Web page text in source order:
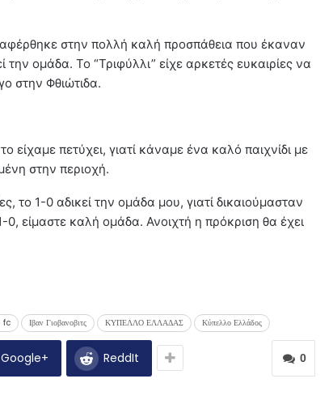
στην πολλή καλή προσπάθεια που έκαναν
την ομάδα. Το “Τριφύλλι” είχε αρκετές ευκαιρίες να
στην Φθιώτιδα.
πετύχει, γιατί κάναμε ένα καλό παιχνίδι με
στην περιοχή.
το 1-0 αδικεί την ομάδα μου, γιατί δικαιούμασταν
είμαστε καλή ομάδα. Ανοιχτή η πρόκριση θα έχει
fc Ιβαν Γιοβανοβιτς ΚΥΠΕΛΛΟ ΕΛΛΑΔΑΣ Κύπελλο Ελλάδος
0
Google+ ReddIt